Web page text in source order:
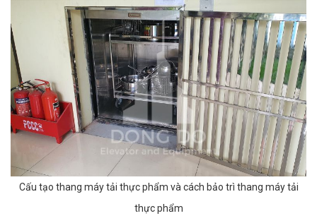
Cấu tạo thang máy tải thực phẩm và cách bảo trì thang máy tải
thực phẩm